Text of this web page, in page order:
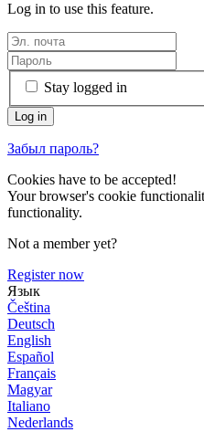
Log in to use this feature.
Stay logged in
Забыл пароль?
Cookies have to be accepted!
Your browser's cookie
functionality.
Not a member yet?
Register now
Язык
Čeština
Deutsch
English
Español
Français
Magyar
Italiano
Nederlands